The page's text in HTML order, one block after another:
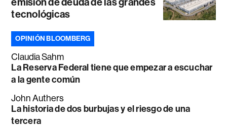
tecnológicas
OPINIÓN BLOOMBERG
Claudia Sahm
La Reserva Federal tiene que empezar a escuchar
a la gente común
John Authers
La historia de dos burbujas y el riesgo de una
tercera